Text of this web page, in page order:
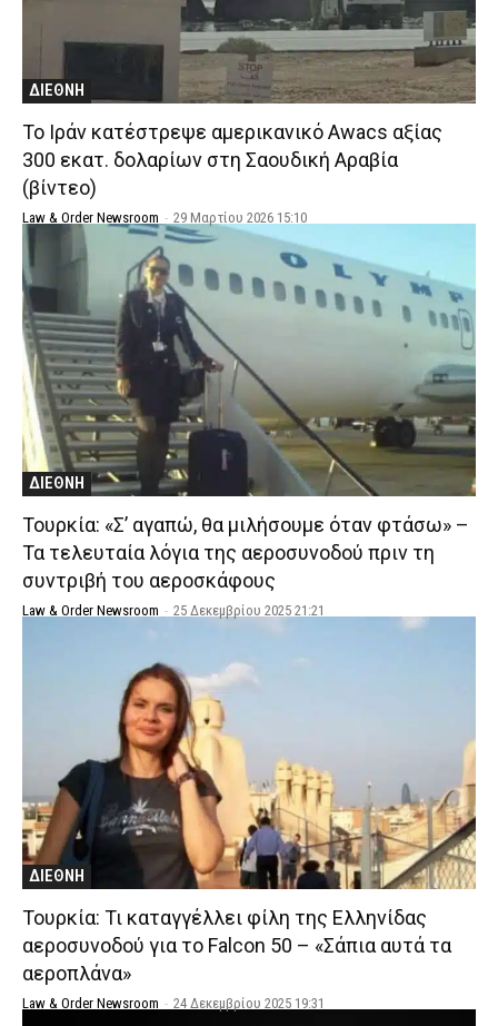
ΔΙΕΘΝΗ
Το Ιράν κατέστρεψε αμερικανικό Awacs αξίας
300 εκατ. δολαρίων στη Σαουδική Αραβία
(βίντεο)
Law & Order Newsroom - 29 Μαρτίου 2026 15:10
ΔΙΕΘΝΗ
Τουρκία: «Σ’ αγαπώ, θα μιλήσουμε όταν φτάσω» –
Τα τελευταία λόγια της αεροσυνοδού πριν τη
συντριβή του αεροσκάφους
Law & Order Newsroom - 25 Δεκεμβρίου 2025 21:21
ΔΙΕΘΝΗ
Τουρκία: Τι καταγγέλλει φίλη της Ελληνίδας
αεροσυνοδού για το Falcon 50 – «Σάπια αυτά τα
αεροπλάνα»
Law & Order Newsroom - 24 Δεκεμβρίου 2025 19:31